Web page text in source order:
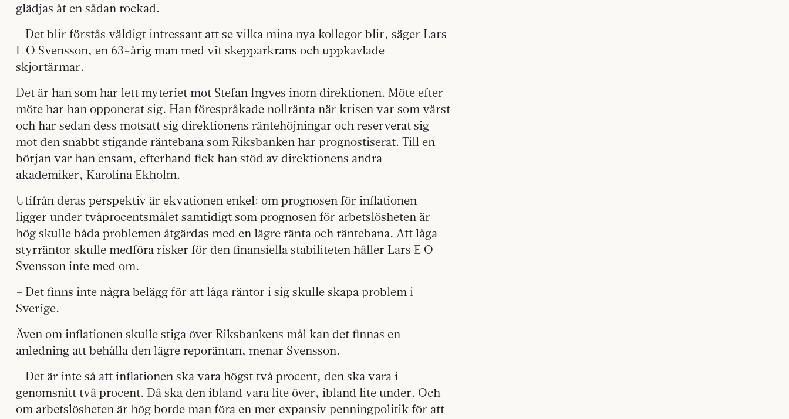
glädjas åt en sådan rockad.
– Det blir förstås väldigt intressant att se vilka mina nya kollegor blir, säger Lars
E O Svensson, en 63-årig man med vit skepparkrans och uppkavlade
skjortärmar.
Det är han som har lett myteriet mot Stefan Ingves inom direktionen. Möte efter
möte har han opponerat sig. Han förespråkade nollränta när krisen var som värst
och har sedan dess motsatt sig direktionens räntehöjningar och reserverat sig
mot den snabbt stigande räntebana som Riksbanken har prognostiserat. Till en
början var han ensam, efterhand fick han stöd av direktionens andra
akademiker, Karolina Ekholm.
Utifrån deras perspektiv är ekvationen enkel: om prognosen för inflationen
ligger under tvåprocentsmålet samtidigt som prognosen för arbetslösheten är
hög skulle båda problemen åtgärdas med en lägre ränta och räntebana. Att låga
styrräntor skulle medföra risker för den finansiella stabiliteten håller Lars E O
Svensson inte med om.
– Det finns inte några belägg för att låga räntor i sig skulle skapa problem i
Sverige.
Även om inflationen skulle stiga över Riksbankens mål kan det finnas en
anledning att behålla den lägre reporäntan, menar Svensson.
– Det är inte så att inflationen ska vara högst två procent, den ska vara i
genomsnitt två procent. Då ska den ibland vara lite över, ibland lite under. Och
om arbetslösheten är hög borde man föra en mer expansiv penningpolitik för att